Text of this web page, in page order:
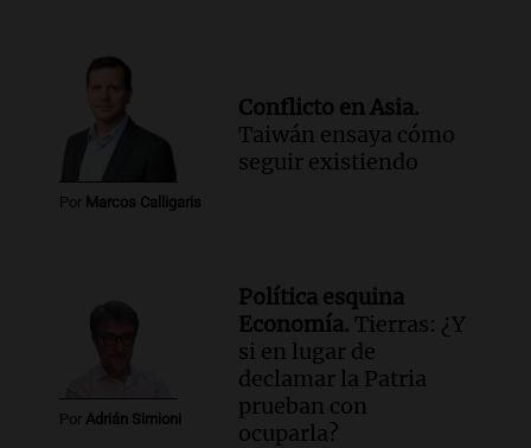
Por Marcos Calligaris
Conflicto en Asia.
Taiwán ensaya cómo
seguir existiendo
Por Adrián Simioni
Política esquina
Economía. Tierras: ¿Y
si en lugar de
declamar la Patria
prueban con
ocuparla?